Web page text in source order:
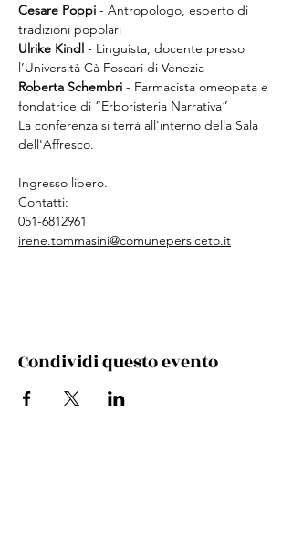
Cesare Poppi - Antropologo, esperto di
tradizioni popolari
Ulrike Kindl - Linguista, docente presso
l’Università Cà Foscari di Venezia
Roberta Schembri - Farmacista omeopata e
fondatrice di “Erboristeria Narrativa”
La conferenza si terrà all'interno della Sala
dell'Affresco.
Ingresso libero.
Contatti:
051-6812961
irene.tommasini@comunepersiceto.it
Condividi questo evento